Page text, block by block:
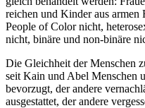
reichen und Kinder aus
People of Color nicht,
nicht, binäre und non-binäre
Die Gleichheit der Menschen
seit Kain und Abel Menschen
bevorzugt, der andere
ausgestattet, der andere